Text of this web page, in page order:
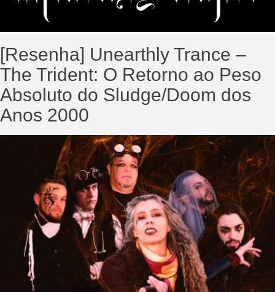
[Resenha] Unearthly Trance –
The Trident: O Retorno ao Peso
Absoluto do Sludge/Doom dos
Anos 2000